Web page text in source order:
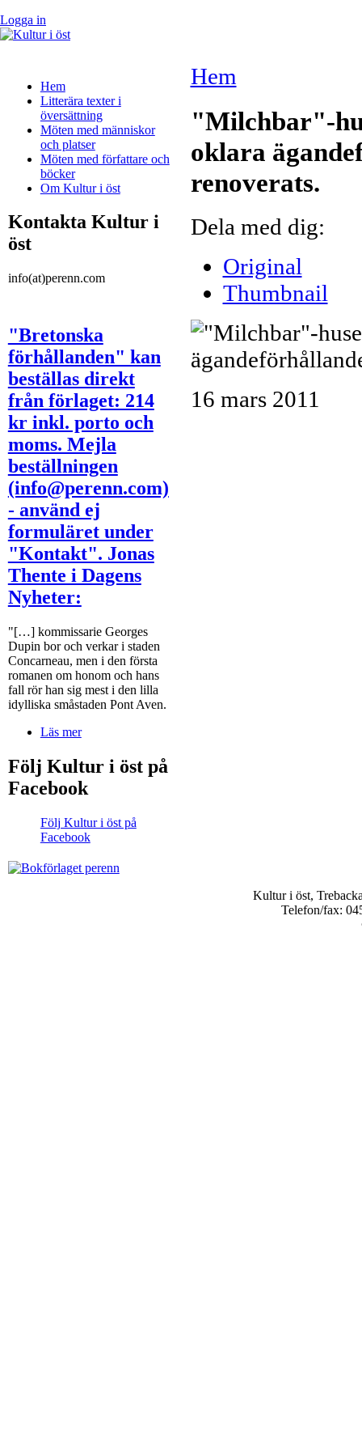
Logga in
Hem
"Milchbar"-
oklara
renoverats.
Dela med dig:
Original
Thumbnail
16 mars 2011
Hem
Litterära texter i
översättning
Möten med människor
och platser
Möten med författare och
böcker
Om Kultur i öst
Kontakta Kultur i
öst
info(at)perenn.com
"Bretonska
förhållanden" kan
beställas direkt
från förlaget: 214
kr inkl. porto och
moms. Mejla
beställningen
(info@perenn.com)
- använd ej
formuläret under
"Kontakt". Jonas
Thente i Dagens
Nyheter:
"[…] kommissarie Georges
Dupin bor och verkar i staden
Concarneau, men i den första
romanen om honom och hans
fall rör han sig mest i den lilla
idylliska småstaden Pont Aven.
Läs mer
Följ Kultur i öst på
Facebook
Följ Kultur i öst på
Facebook
Kultur i öst,
Telefon/fax: